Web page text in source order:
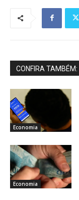
CONFIRA TAMBÉM:
Economia
Economia